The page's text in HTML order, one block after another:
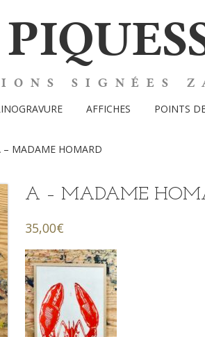
SIGNÉES
AFFICHES POINTS
– MADAME HOMARD
A – MADAME
35,00€